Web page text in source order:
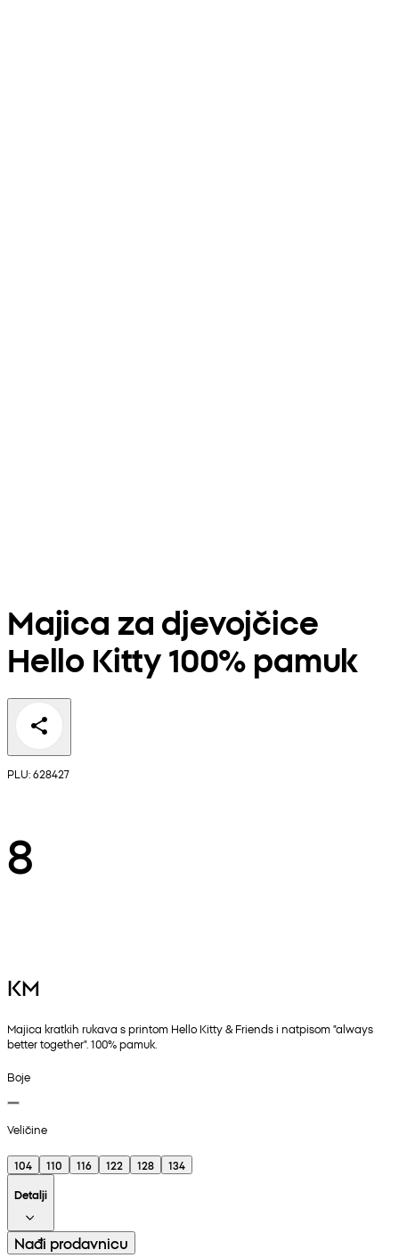
Majica za djevojčice
Hello Kitty 100% pamuk
PLU: 628427
8
KM
Majica kratkih rukava s printom Hello Kitty & Friends i natpisom "always
better together". 100% pamuk.
Boje
Veličine
104 110 116 122 128
134
Detalji
Nađi prodavnicu